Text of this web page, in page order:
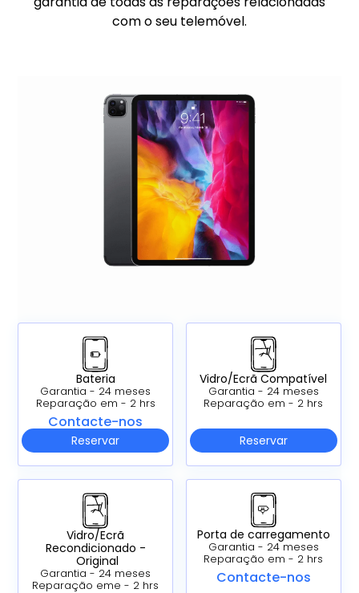
com o seu telemóvel.
Bateria
Garantia - 24 meses
Reparação em - 2 hrs
Contacte-nos
Reservar
Vidro/Ecrã Compatível
Garantia - 24 meses
Reparação em - 2 hrs
Reservar
Vidro/Ecrã
Recondicionado -
Original
Garantia - 24 meses
Reparação eme - 2 hrs
Porta de carregamento
Garantia - 24 meses
Reparação em - 2 hrs
Contacte-nos